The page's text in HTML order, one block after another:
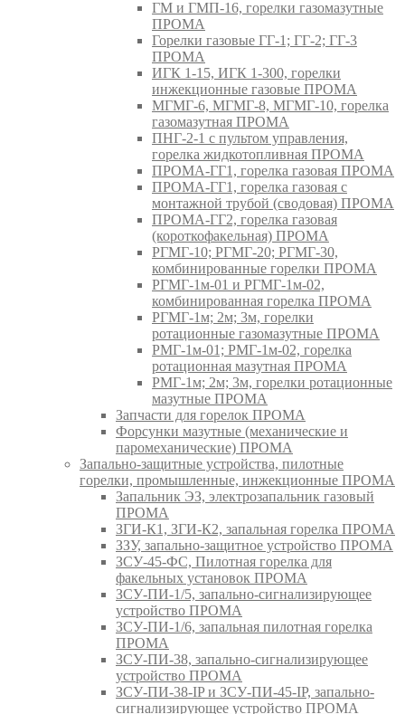
ГМ и ГМП-16, горелки газомазутные
ПРОМА
Горелки газовые ГГ-1; ГГ-2; ГГ-3
ПРОМА
ИГК 1-15, ИГК 1-300, горелки
инжекционные газовые ПРОМА
МГМГ-6, МГМГ-8, МГМГ-10, горелка
газомазутная ПРОМА
ПНГ-2-1 с пультом управления,
горелка жидкотопливная ПРОМА
ПРОМА-ГГ1, горелка газовая ПРОМА
ПРОМА-ГГ1, горелка газовая с
монтажной трубой (сводовая) ПРОМА
ПРОМА-ГГ2, горелка газовая
(короткофакельная) ПРОМА
РГМГ-10; РГМГ-20; РГМГ-30,
комбинированные горелки ПРОМА
РГМГ-1м-01 и РГМГ-1м-02,
комбинированная горелка ПРОМА
РГМГ-1м; 2м; 3м, горелки
ротационные газомазутные ПРОМА
РМГ-1м-01; РМГ-1м-02, горелка
ротационная мазутная ПРОМА
РМГ-1м; 2м; 3м, горелки ротационные
мазутные ПРОМА
Запчасти для горелок ПРОМА
Форсунки мазутные (механические и
паромеханические) ПРОМА
Запально-защитные устройства, пилотные
горелки, промышленные, инжекционные ПРОМА
Запальник ЭЗ, электрозапальник газовый
ПРОМА
ЗГИ-К1, ЗГИ-К2, запальная горелка ПРОМА
ЗЗУ, запально-защитное устройство ПРОМА
ЗСУ-45-ФС, Пилотная горелка для
факельных установок ПРОМА
ЗСУ-ПИ-1/5, запально-сигнализирующее
устройство ПРОМА
ЗСУ-ПИ-1/6, запальная пилотная горелка
ПРОМА
ЗСУ-ПИ-38, запально-сигнализирующее
устройство ПРОМА
ЗСУ-ПИ-38-IP и ЗСУ-ПИ-45-IP, запально-
сигнализирующее устройство ПРОМА